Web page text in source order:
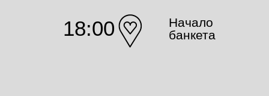
18:00
Начало
банкета